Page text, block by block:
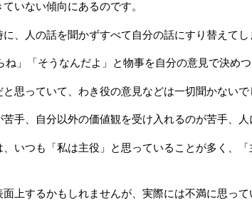
いない傾向にあるのです。
、人の話を聞かずすべて自分の話にすり替えてし
」「そうなんだよ」と物事を自分の意見で決めつ
思っていて、わき役の意見などは一切聞かないで
手、自分以外の価値観を受け入れるのが苦手、
いつも「私は主役」と思っていることが多く、
上するかもしれませんが、実際には不満に思っ